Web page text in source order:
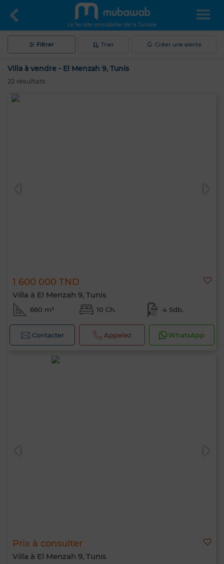
Le 1er site immobilier de la Tunisie
Filtrer Trier Créer une alerte
Villa à vendre - El Menzah 9, Tunis
22 résultats
1 600 000 TND
Villa à El Menzah 9, Tunis
660 m² 10 Ch. 4 Sdb.
Contacter Appelez WhatsApp
Prix à consulter
Villa à El Menzah 9, Tunis